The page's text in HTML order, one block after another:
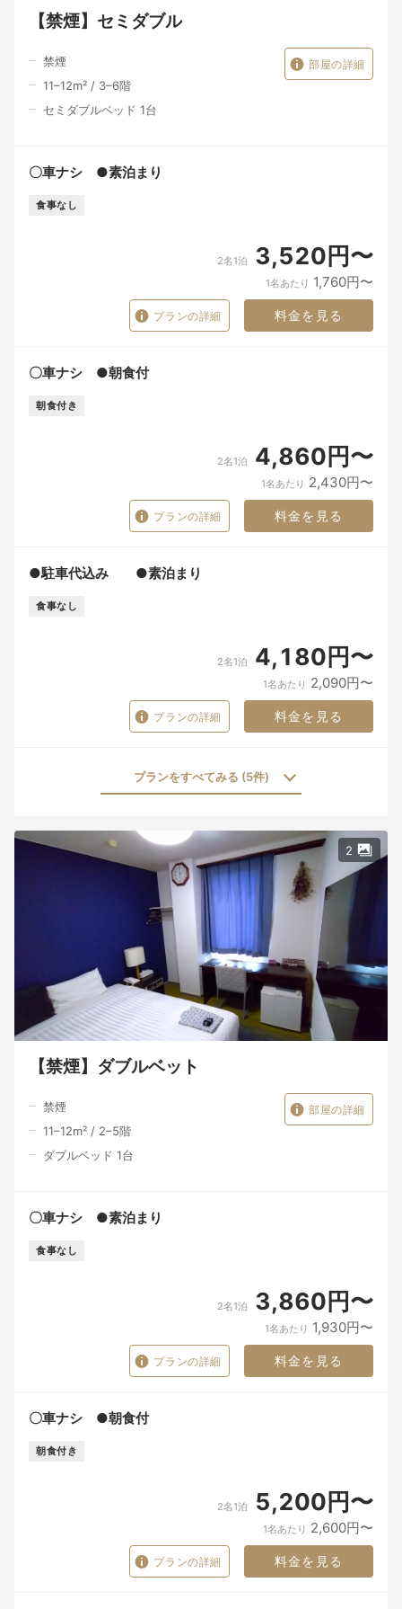
【禁煙】セミダブル
禁煙
11–12m² / 3–6階
セミダブルベッド 1台
部屋の詳細
〇車ナシ ●素泊まり
食事なし
2名1泊 3,520円〜
1名あたり 1,760円〜
プランの詳細 料金を見る
〇車ナシ ●朝食付
朝食付き
2名1泊 4,860円〜
1名あたり 2,430円〜
プランの詳細 料金を見る
●駐車代込み ●素泊まり
食事なし
2名1泊 4,180円〜
1名あたり 2,090円〜
プランの詳細 料金を見る
プランをすべてみる (5件)
2
【禁煙】ダブルベット
禁煙
11–12m² / 2–5階
ダブルベッド 1台
部屋の詳細
〇車ナシ ●素泊まり
食事なし
2名1泊 3,860円〜
1名あたり 1,930円〜
プランの詳細 料金を見る
〇車ナシ ●朝食付
朝食付き
2名1泊 5,200円〜
1名あたり 2,600円〜
プランの詳細 料金を見る